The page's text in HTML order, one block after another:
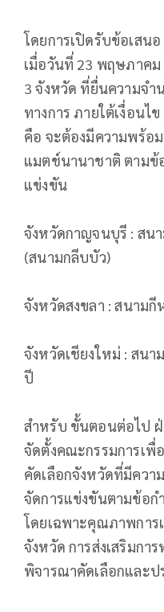
โดยการเปิดรับข้อเสน
เมื่อวันที่ 23 พฤษภาคม
3 จังหวัด ที่ยื่นความจำ
ทางการ ภายใต้เงื่อน
คือ จะต้องมีความพร้อ
แมตช์นานาชาติ ตามข้
แข่งขัน
จังหวัดกาญจนบุรี : สน
(สนามกลีบบัว)
จังหวัดสงขลา : สนาม
จังหวัดเชียงใหม่ : สน
ปี
สำหรับ ขั้นตอนต่อไป
จัดตั้งคณะกรรมการเพื่
คัดเลือกจังหวัดที่มีควา
จัดการแข่งขันตามข้อ
โดยเฉพาะคุณภาพกา
จังหวัด การส่งเสริมกา
พิจารณาคัดเลือกและ